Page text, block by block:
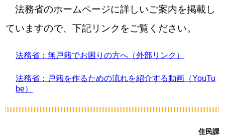
法務省のホームページに詳しいご案内を掲載し
ていますので、下記リンクをご覧ください。
法務省：無戸籍でお困りの方へ（外部リンク）
法務省：戸籍を作るための流れを紹介する動画（YouTu
be）
住民課